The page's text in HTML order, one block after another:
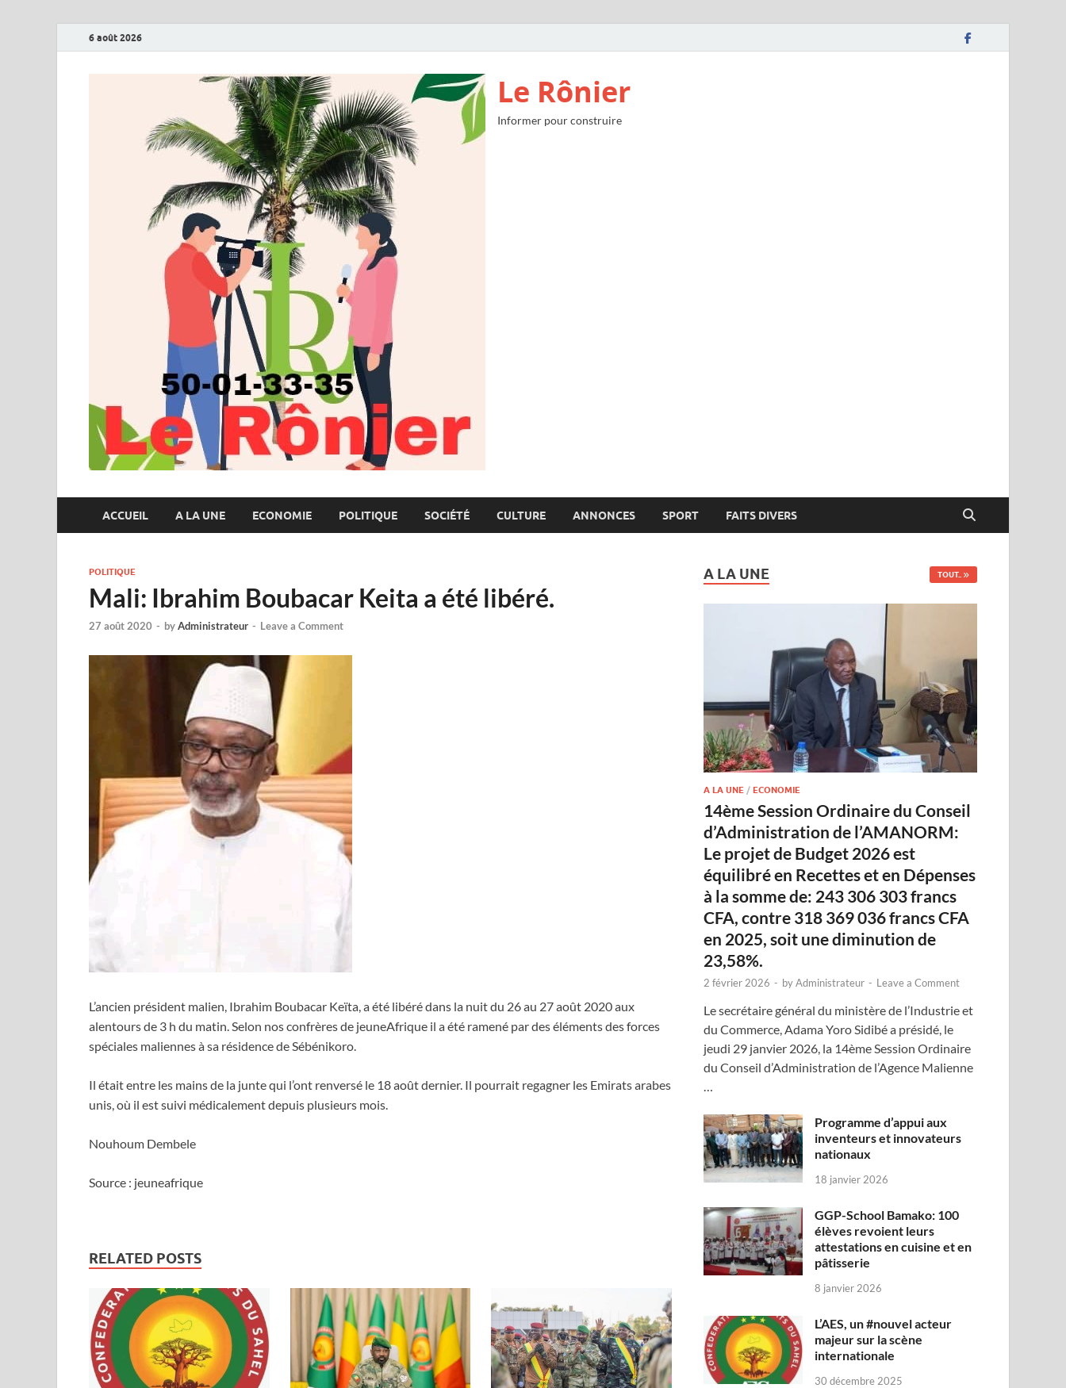
6 août 2026
Le Rônier
Informer pour construire
ACCUEIL A LA UNE ECONOMIE POLITIQUE SOCIÉTÉ CULTURE ANNONCES SPORT FAITS DIVERS
POLITIQUE
Mali: Ibrahim Boubacar Keita a été libéré.
27 août 2020 - byAdministrateur - Leave a Comment
L’ancien président malien, Ibrahim Boubacar Keïta, a été libéré dans la nuit du 26 au 27 août 2020 aux
alentours de 3 h du matin. Selon nos confrères de jeuneAfrique il a été ramené par des éléments des forces
spéciales maliennes à sa résidence de Sébénikoro.
Il était entre les mains de la junte qui l’ont renversé le 18 août dernier. Il pourrait regagner les Emirats arabes
unis, où il est suivi médicalement depuis plusieurs mois.
Nouhoum Dembele
Source : jeuneafrique
RELATED POSTS
A LA UNE TOUT..
A LA UNE /ECONOMIE
14ème Session Ordinaire du Conseil
d’Administration de l’AMANORM:
Le projet de Budget 2026 est
équilibré en Recettes et en Dépenses
à la somme de: 243 306 303 francs
CFA, contre 318 369 036 francs CFA
en 2025, soit une diminution de
23,58%.
2 février 2026 - byAdministrateur - Leave a Comment
Le secrétaire général du ministère de l’Industrie et
du Commerce, Adama Yoro Sidibé a présidé, le
jeudi 29 janvier 2026, la 14ème Session Ordinaire
du Conseil d’Administration de l’Agence Malienne
…
Programme d’appui aux
inventeurs et innovateurs
nationaux
18 janvier 2026
GGP-School Bamako: 100
élèves revoient leurs
attestations en cuisine et en
pâtisserie
8 janvier 2026
L’AES, un #nouvel acteur
majeur sur la scène
internationale
30 décembre 2025